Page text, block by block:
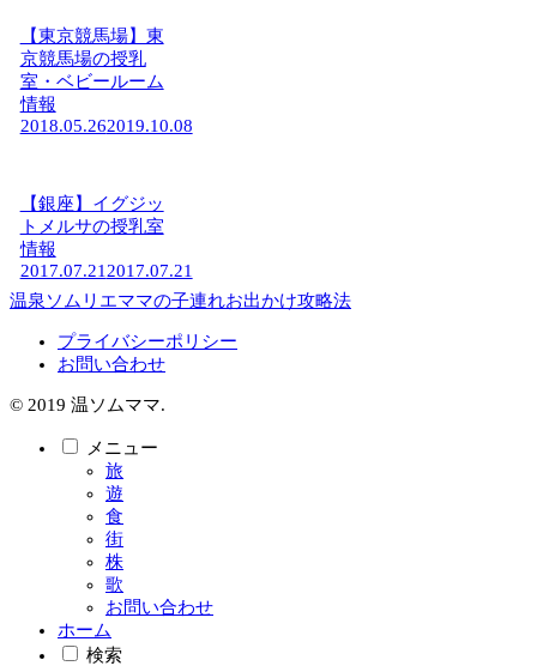
【東京競馬場】東
京競馬場の授乳
室・ベビールーム
情報
2018.05.262019.10.08
【銀座】イグジッ
トメルサの授乳室
情報
2017.07.212017.07.21
温泉ソムリエママの子連れお出かけ攻略法
プライバシーポリシー
お問い合わせ
© 2019 温ソムママ.
メニュー
旅
遊
食
街
株
歌
お問い合わせ
ホーム
検索